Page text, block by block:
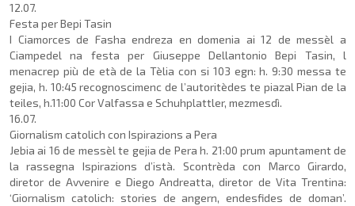
12.07.
Festa per Bepi Tasin
I Ciamorces de Fasha endreza en domenia ai 12 de messèl a
Ciampedel na festa per Giuseppe Dellantonio Bepi Tasin, l
menacrep più de età de la Tèlia con si 103 egn: h. 9:30 messa te
gejia, h. 10:45 recognoscimenc de l’autori­tèdes te piazal Pian de la
teiles, h.11:00 Cor Valfassa e Schuh­plattler, mezmesdì.
16.07.
Giornalism catolich con Ispirazions a Pera
Jebia ai 16 de messèl te gejia de Pera h. 21:00 prum apunta­ment de
la rassegna Ispirazions d’istà. Scontrèda con Marco Girardo,
diretor de Avvenire e Diego Andreatta, diretor de Vita Trentina:
‘Giornalism catolich: stories de angern, endesfides de doman’.